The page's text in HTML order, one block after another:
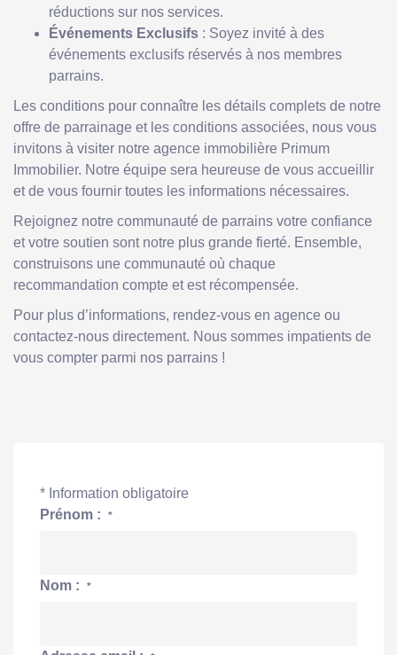
réductions sur nos services.
Événements Exclusifs : Soyez invité à des
événements exclusifs réservés à nos membres
parrains.
Les conditions pour connaître les détails complets de notre
offre de parrainage et les conditions associées, nous vous
invitons à visiter notre agence immobilière Primum
Immobilier. Notre équipe sera heureuse de vous accueillir
et de vous fournir toutes les informations nécessaires.
Rejoignez notre communauté de parrains votre confiance
et votre soutien sont notre plus grande fierté. Ensemble,
construisons une communauté où chaque
recommandation compte et est récompensée.
Pour plus d’informations, rendez-vous en agence ou
contactez-nous directement. Nous sommes impatients de
vous compter parmi nos parrains !
* Information obligatoire
Prénom :
*
Nom : *